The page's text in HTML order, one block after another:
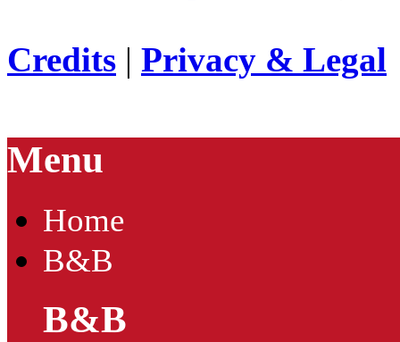
Credits | Privacy & Legal
Menu
Home
B&B
B&B